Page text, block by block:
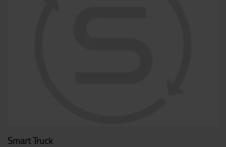
Smart Truck